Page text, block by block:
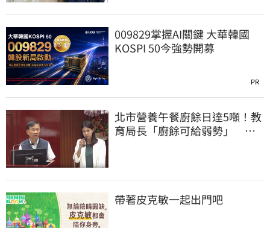
009829掌握AI關鍵 大華韓國
KOSPI 50今強勢開募
PR
北市營養午餐廚餘日達5噸！教
育局長「廚餘可給弱勢」 林
帶著皮克敏一起出門吧